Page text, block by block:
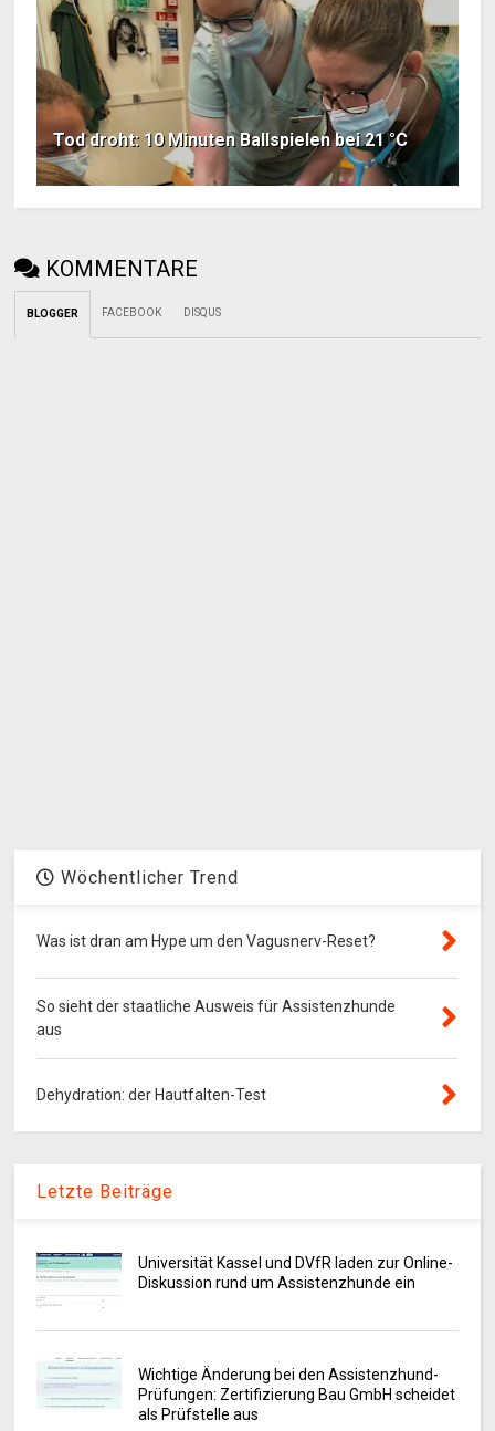
Tod droht: 10 Minuten Ballspielen bei 21 °C
KOMMENTARE
BLOGGER FACEBOOK DISQUS
Wöchentlicher Trend
Was ist dran am Hype um den Vagusnerv-Reset?
So sieht der staatliche Ausweis für Assistenzhunde
aus
Dehydration: der Hautfalten-Test
Letzte Beiträge
Universität Kassel und DVfR laden zur Online-
Diskussion rund um Assistenzhunde ein
Wichtige Änderung bei den Assistenzhund-
Prüfungen: Zertifizierung Bau GmbH scheidet
als Prüfstelle aus